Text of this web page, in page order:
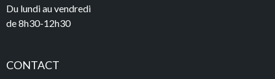
Du lundi au vendredi
de 8h30-12h30
CONTACT